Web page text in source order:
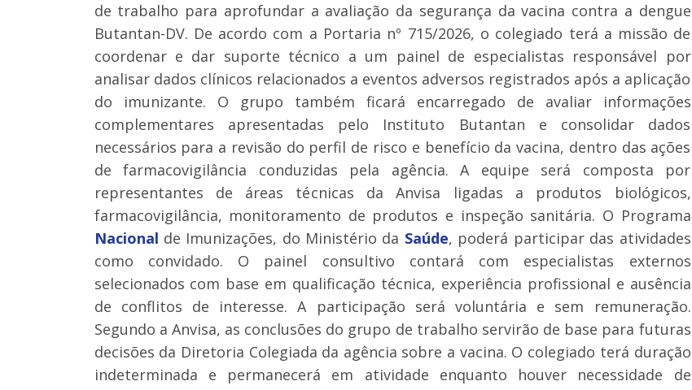
de trabalho para aprofundar a avaliação da segurança da vacina contra a dengue
Butantan-DV. De acordo com a Portaria nº 715/2026, o colegiado terá a missão de
coordenar e dar suporte técnico a um painel de especialistas responsável por
analisar dados clínicos relacionados a eventos adversos registrados após a aplicação
do imunizante. O grupo também ficará encarregado de avaliar informações
complementares apresentadas pelo Instituto Butantan e consolidar dados
necessários para a revisão do perfil de risco e benefício da vacina, dentro das ações
de farmacovigilância conduzidas pela agência. A equipe será composta por
representantes de áreas técnicas da Anvisa ligadas a produtos biológicos,
farmacovigilância, monitoramento de produtos e inspeção sanitária. O Programa
Nacional de Imunizações, do Ministério da Saúde, poderá participar das atividades
como convidado. O painel consultivo contará com especialistas externos
selecionados com base em qualificação técnica, experiência profissional e ausência
de conflitos de interesse. A participação será voluntária e sem remuneração.
Segundo a Anvisa, as conclusões do grupo de trabalho servirão de base para futuras
decisões da Diretoria Colegiada da agência sobre a vacina. O colegiado terá duração
indeterminada e permanecerá em atividade enquanto houver necessidade de